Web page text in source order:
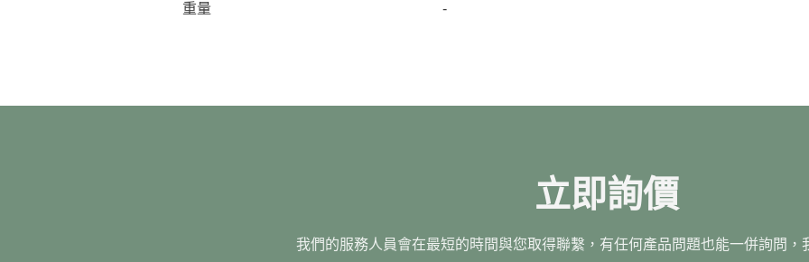
重量 -
立即詢價
我們的服務人員會在最短的時間與您取得聯繫，有任何產品問題也能一併詢問，